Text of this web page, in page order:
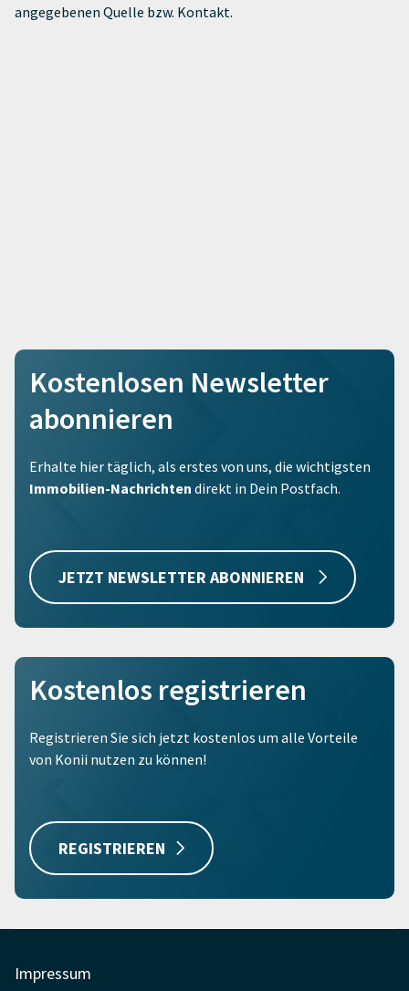
angegebenen Quelle bzw. Kontakt.
Kostenlosen Newsletter
abonnieren
Erhalte hier täglich, als erstes von uns, die wichtigsten
Immobilien-Nachrichten direkt in Dein Postfach.
JETZT NEWSLETTER ABONNIEREN
Kostenlos registrieren
Registrieren Sie sich jetzt kostenlos um alle Vorteile
von Konii nutzen zu können!
REGISTRIEREN
Impressum